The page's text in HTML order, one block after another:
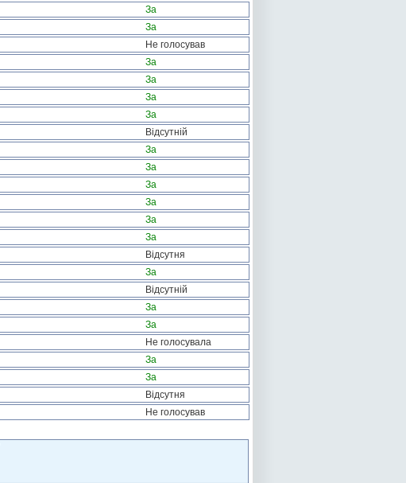
За
За
Не голосував
За
За
За
За
Відсутній
За
За
За
За
За
За
Відсутня
За
Відсутній
За
За
Не голосувала
За
За
Відсутня
Не голосував